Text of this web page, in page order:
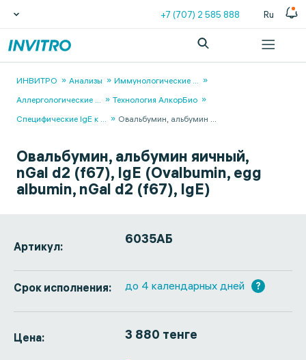
+7 (707) 2 585 888 Ru
ИНВИТРО Анализы Иммунологические ...
Аллергологические ...
Технология АлкорБио
Специфические IgЕ к ... Овальбумин, альбумин ...
Овальбумин, альбумин яичный,
nGal d2 (f67), IgE (Ovalbumin, egg
albumin, nGal d2 (f67), IgE)
Артикул: 6035АБ
Срок исполнения: до 4 календарных дней ?
Цена: 3 880 тенге